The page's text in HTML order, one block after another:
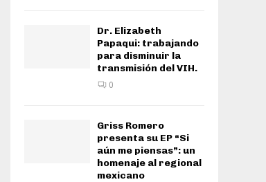
Dr. Elizabeth
Papaqui: trabajando
para disminuir la
transmisión del VIH.
0
Griss Romero
presenta su EP “Si
aún me piensas”: un
homenaje al regional
mexicano